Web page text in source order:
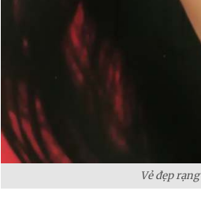
Vẻ đẹp